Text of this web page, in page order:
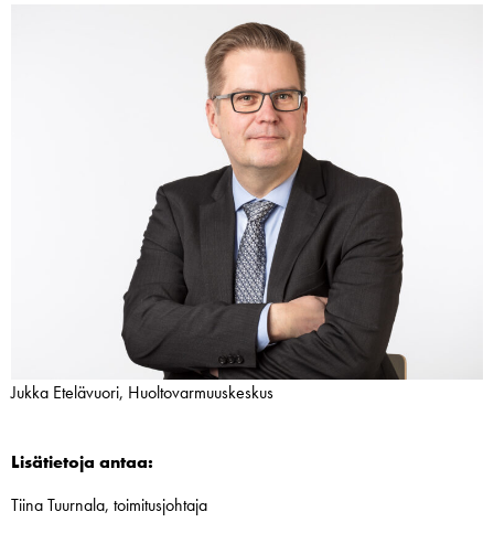
Jukka Etelävuori, Huoltovarmuuskeskus
Lisätietoja antaa:
Tiina Tuurnala, toimitusjohtaja